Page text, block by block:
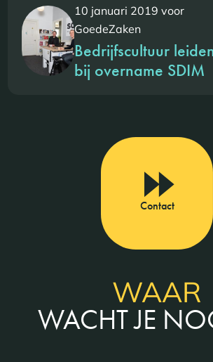
10 januari 2019 voor
GoedeZaken
Bedrijfscultuur
bij overname SDIM
Contact
WAAR
WACHT JE